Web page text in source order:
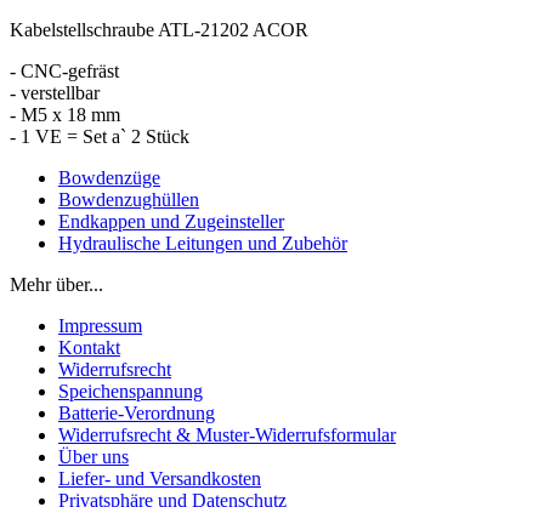
Kabelstellschraube ATL-21202 ACOR
- CNC-gefräst
- verstellbar
- M5 x 18 mm
- 1 VE = Set a` 2 Stück
Bowdenzüge
Bowdenzughüllen
Endkappen und Zugeinsteller
Hydraulische Leitungen und Zubehör
Mehr über...
Impressum
Kontakt
Widerrufsrecht
Speichenspannung
Batterie-Verordnung
Widerrufsrecht & Muster-Widerrufsformular
Über uns
Liefer- und Versandkosten
Privatsphäre und Datenschutz